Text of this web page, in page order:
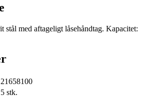
stål med aftageligt låsehåndtag. Kapacitet:
21658100
5 stk.